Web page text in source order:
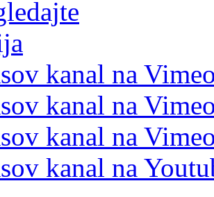
kanal na
kanal na
kanal na
kanal na